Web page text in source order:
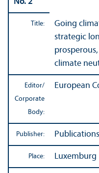
Title:
Going
strategic
climate
Editor/
Corporate
Body:
European
Publisher:
Place: Luxemburg